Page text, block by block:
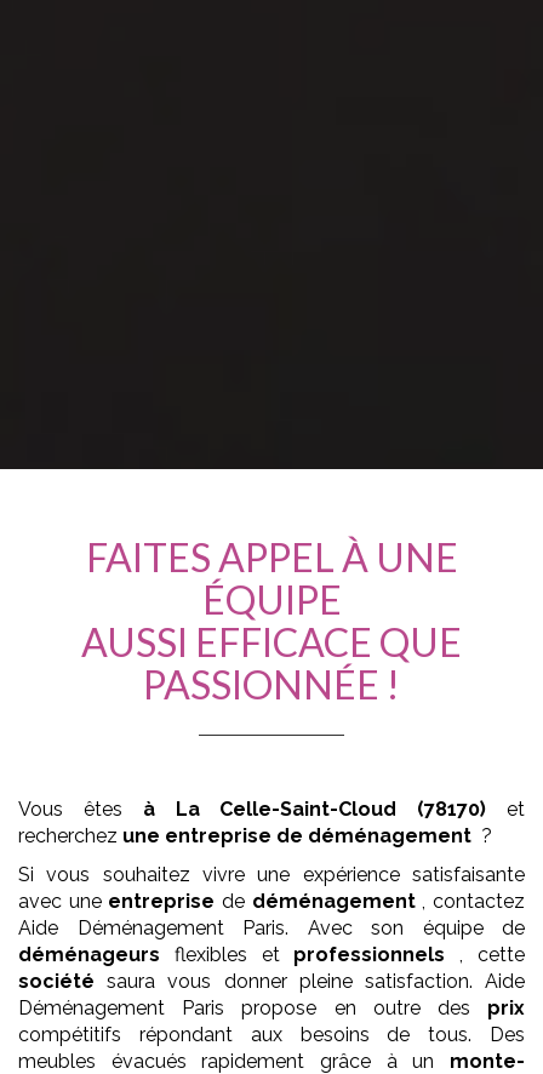
FAITES APPEL À UNE
ÉQUIPE
AUSSI EFFICACE QUE
PASSIONNÉE !
Vous êtes à La Celle-Saint-Cloud (78170)
et
recherchez une entreprise de déménagement ?
Si vous souhaitez vivre une expérience satisfaisante
avec une entreprise de déménagement, contactez
Aide Déménagement Paris. Avec son équipe de
déménageurs flexibles et professionnels , cette
société saura vous donner pleine satisfaction. Aide
Déménagement Paris propose en outre des prix
compétitifs répondant aux besoins de tous. Des
meubles évacués rapidement grâce à un monte-